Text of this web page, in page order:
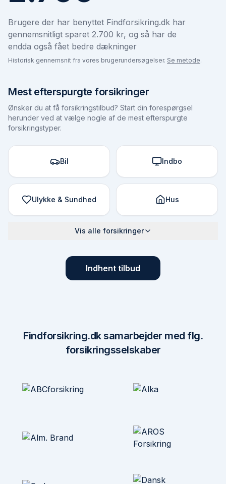
Brugere der har benyttet Findforsikring.dk har
gennemsnitligt sparet 2.700 kr, og så har de
endda også fået bedre dækninger
Historisk gennemsnit fra vores brugerundersøgelser. Se metode.
Mest efterspurgte forsikringer
Ønsker du at få forsikringstilbud? Start din forespørgsel
herunder ved at vælge nogle af de mest efterspurgte
forsikringstyper.
Bil Indbo
Ulykke & Sundhed Hus
Vis alle forsikringer
Indhent tilbud
Findforsikring.dk samarbejder med flg.
forsikringsselskaber